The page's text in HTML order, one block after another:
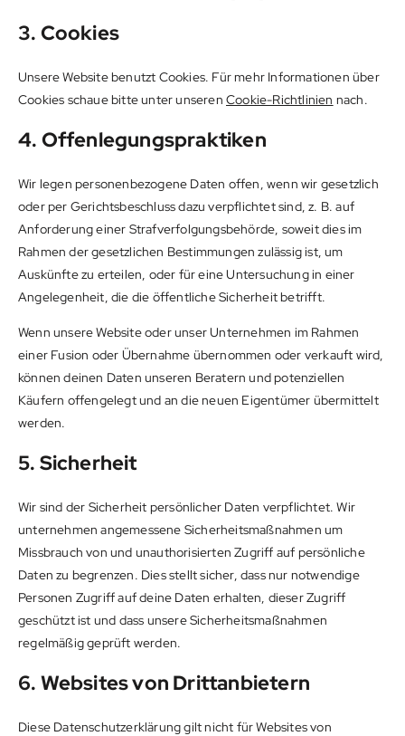
3. Cookies
Unsere Website benutzt Cookies. Für mehr Informationen über
Cookies schaue bitte unter unseren Cookie-Richtlinien nach.
4. Offenlegungspraktiken
Wir legen personenbezogene Daten offen, wenn wir gesetzlich
oder per Gerichtsbeschluss dazu verpflichtet sind, z. B. auf
Anforderung einer Strafverfolgungsbehörde, soweit dies im
Rahmen der gesetzlichen Bestimmungen zulässig ist, um
Auskünfte zu erteilen, oder für eine Untersuchung in einer
Angelegenheit, die die öffentliche Sicherheit betrifft.
Wenn unsere Website oder unser Unternehmen im Rahmen
einer Fusion oder Übernahme übernommen oder verkauft wird,
können deinen Daten unseren Beratern und potenziellen
Käufern offengelegt und an die neuen Eigentümer übermittelt
werden.
5. Sicherheit
Wir sind der Sicherheit persönlicher Daten verpflichtet. Wir
unternehmen angemessene Sicherheitsmaßnahmen um
Missbrauch von und unauthorisierten Zugriff auf persönliche
Daten zu begrenzen. Dies stellt sicher, dass nur notwendige
Personen Zugriff auf deine Daten erhalten, dieser Zugriff
geschützt ist und dass unsere Sicherheitsmaßnahmen
regelmäßig geprüft werden.
6. Websites von Drittanbietern
Diese Datenschutzerklärung gilt nicht für Websites von